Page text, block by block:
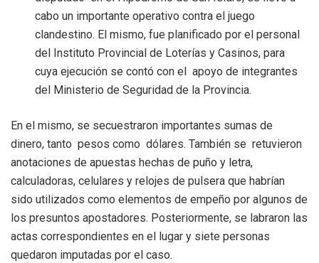
cabo un importante operativo contra el juego
clandestino. El mismo, fue planificado por el personal
del Instituto Provincial de Loterías y Casinos, para
cuya ejecución se contó con el apoyo de integrantes
del Ministerio de Seguridad de la Provincia.
En el mismo, se secuestraron importantes sumas de
dinero, tanto pesos como dólares. También se retuvieron
anotaciones de apuestas hechas de puño y letra,
calculadoras, celulares y relojes de pulsera que habrían
sido utilizados como elementos de empeño por algunos de
los presuntos apostadores. Posteriormente, se labraron las
actas correspondientes en el lugar y siete personas
quedaron imputadas por el caso.